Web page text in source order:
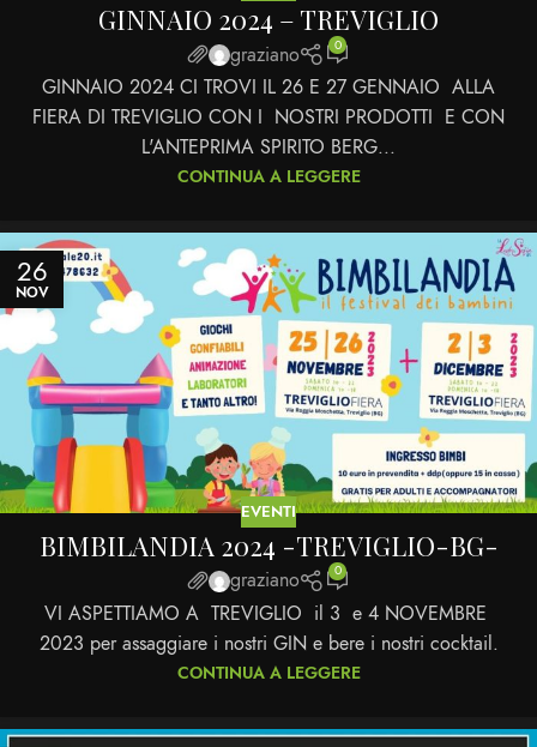
GINNAIO 2024 – TREVIGLIO
graziano 0
GINNAIO 2024 CI TROVI IL 26 E 27 GENNAIO ALLA
FIERA DI TREVIGLIO CON I NOSTRI PRODOTTI E CON
L'ANTEPRIMA SPIRITO BERG...
CONTINUA A LEGGERE
26
NOV
EVENTI
BIMBILANDIA 2024 -TREVIGLIO-BG-
graziano 0
VI ASPETTIAMO A TREVIGLIO il 3 e 4 NOVEMBRE
2023 per assaggiare i nostri GIN e bere i nostri cocktail.
CONTINUA A LEGGERE